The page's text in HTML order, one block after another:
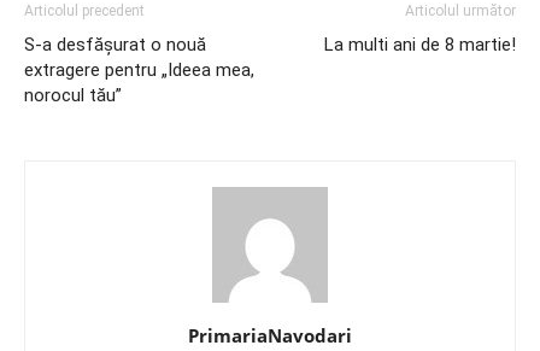
Articolul precedent
S-a desfășurat o nouă
extragere pentru „Ideea mea,
norocul tău”
Articolul următor
La multi ani de 8 martie!
PrimariaNavodari